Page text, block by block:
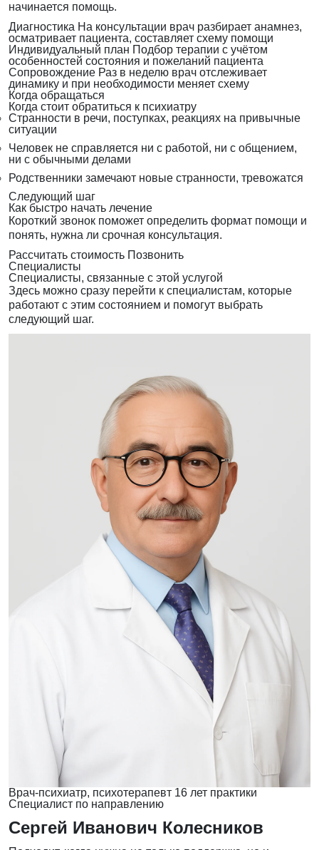
начинается помощь.
Диагностика На консультации врач разбирает анамнез,
осматривает пациента, составляет схему помощи
Индивидуальный план Подбор терапии с учётом
особенностей состояния и пожеланий пациента
Сопровождение Раз в неделю врач отслеживает
динамику и при необходимости меняет схему
Когда обращаться
Когда стоит обратиться к психиатру
Странности в речи, поступках, реакциях на привычные
ситуации
Человек не справляется ни с работой, ни с общением,
ни с обычными делами
Родственники замечают новые странности, тревожатся
Следующий шаг
Как быстро начать лечение
Короткий звонок поможет определить формат помощи и
понять, нужна ли срочная консультация.
Рассчитать стоимость Позвонить
Специалисты
Специалисты, связанные с этой услугой
Здесь можно сразу перейти к специалистам, которые
работают с этим состоянием и помогут выбрать
следующий шаг.
Врач-психиатр, психотерапевт 16 лет практики
Специалист по направлению
Сергей Иванович Колесников